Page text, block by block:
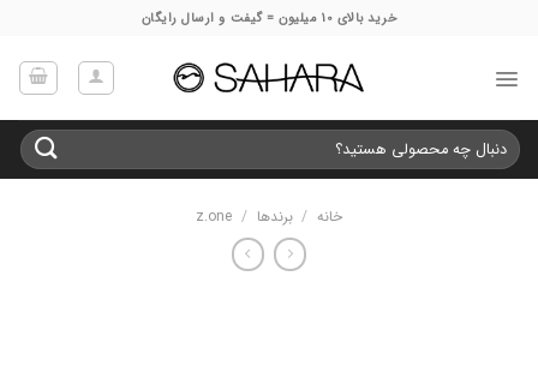
خرید بالای 10 میلیون = گیفت و ارسال رایگان
جستجو
برای:
خانه / برندها /
z.one